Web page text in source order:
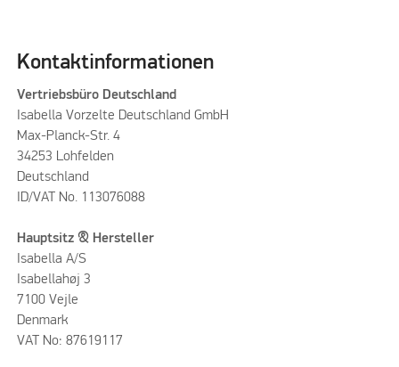
Kontaktinformationen
Vertriebsbüro Deutschland
Isabella Vorzelte Deutschland GmbH
Max-Planck-Str. 4
34253 Lohfelden
Deutschland
ID/VAT No. 113076088
Hauptsitz & Hersteller
Isabella A/S
Isabellahøj 3
7100 Vejle
Denmark
VAT No: 87619117